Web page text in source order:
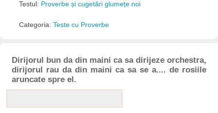
Testul: Proverbe și cugetări glumețe noi
Categoria: Teste cu Proverbe
Dirijorul bun da din maini ca sa dirijeze orchestra,
dirijorul rau da din maini ca sa se a.... de rosiile
aruncate spre el.